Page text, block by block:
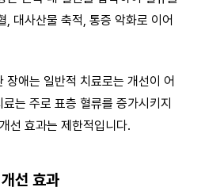
, 대사산물 축적, 통증 악화로 이어
장애는 일반적 치료로는 개선이 어
는 주로 표층 혈류를 증가시키지
선 효과는 제한적입니다.
선 효과